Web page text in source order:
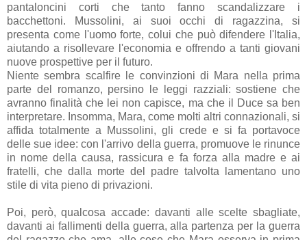
pantaloncini corti che tanto fanno scandalizzare i
bacchettoni. Mussolini, ai suoi occhi di ragazzina, si
presenta come l'uomo forte, colui che può difendere l'Italia,
aiutando a risollevare l'economia e offrendo a tanti giovani
nuove prospettive per il futuro.
Niente sembra scalfire le convinzioni di Mara nella prima
parte del romanzo, persino le leggi razziali: sostiene che
avranno finalità che lei non capisce, ma che il Duce sa ben
interpretare. Insomma, Mara, come molti altri connazionali, si
affida totalmente a Mussolini, gli crede e si fa portavoce
delle sue idee: con l'arrivo della guerra, promuove le rinunce
in nome della causa, rassicura e fa forza alla madre e ai
fratelli, che dalla morte del padre talvolta lamentano uno
stile di vita pieno di privazioni.
Poi, però, qualcosa accade: davanti alle scelte sbagliate,
davanti ai fallimenti della guerra, alla partenza per la guerra